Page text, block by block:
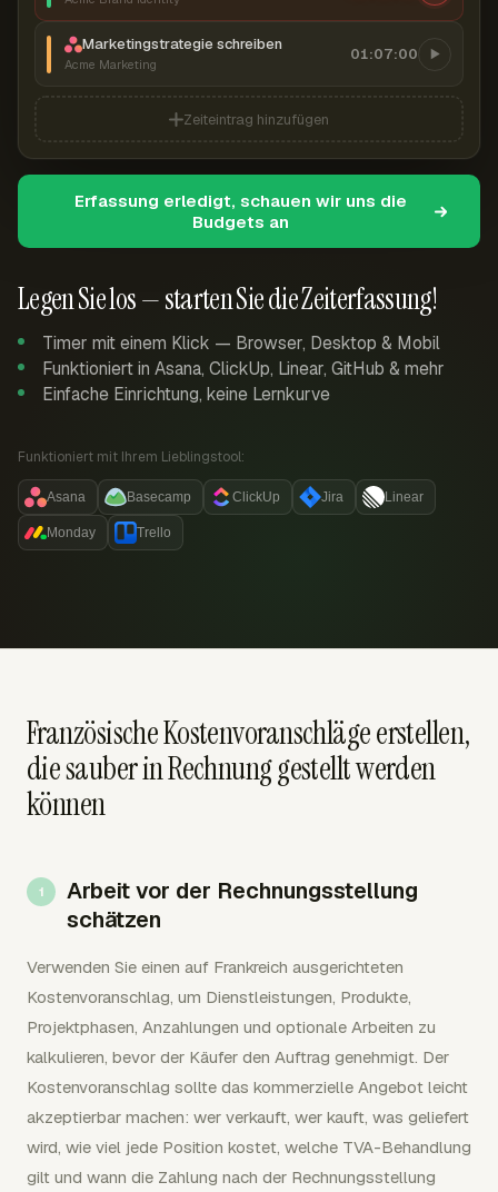
Legen Sie los — starten Sie die Zeiterfassung!
Timer mit einem Klick — Browser, Desktop & Mobil
Funktioniert in Asana, ClickUp, Linear, GitHub & mehr
Einfache Einrichtung, keine Lernkurve
Funktioniert mit Ihrem Lieblingstool:
Asana Basecamp ClickUp Jira Linear
Monday Trello
Marketingstrategie schreiben
Acme Marketing
01:07:00
Zeiteintrag hinzufügen
Erfassung erledigt, schauen wir uns die
Budgets an
Französische Kostenvoranschläge erstellen,
die sauber in Rechnung gestellt werden
können
Arbeit vor der Rechnungsstellung
schätzen
Verwenden Sie einen auf Frankreich ausgerichteten
Kostenvoranschlag, um Dienstleistungen, Produkte,
Projektphasen, Anzahlungen und optionale Arbeiten zu
kalkulieren, bevor der Käufer den Auftrag genehmigt. Der
Kostenvoranschlag sollte das kommerzielle Angebot leicht
akzeptierbar machen: wer verkauft, wer kauft, was geliefert
wird, wie viel jede Position kostet, welche TVA-Behandlung
gilt und wann die Zahlung nach der Rechnungsstellung